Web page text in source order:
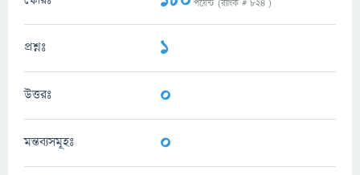
পয়েন্ট (র‌্যাংক # 824 )
প্রশ্নঃ 1
উত্তরঃ 0
মন্তব্যসমূহঃ 0